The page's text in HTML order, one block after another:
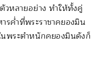
วหลายอย่าง ทำให้ทั้งคู่
รค่ำที่พระราชาคยองมิน
นพระตำหนักคยองมินดังก็